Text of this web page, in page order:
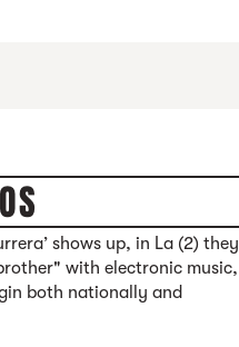
shows up, in La (2) they
with electronic music,
both nationally and